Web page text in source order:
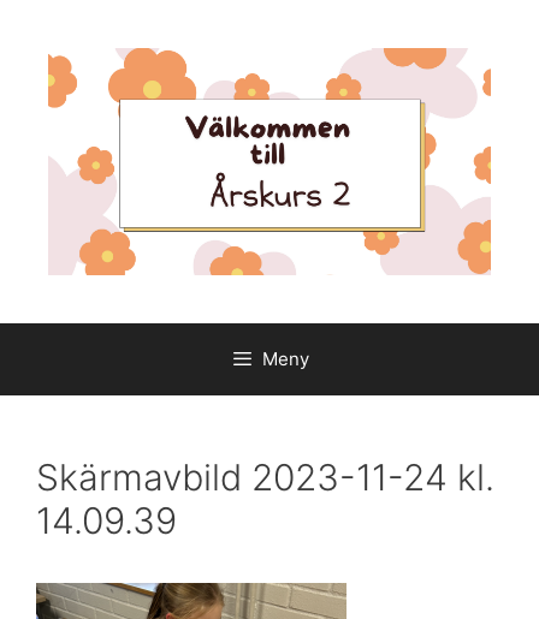
innehåll
Meny
Skärmavbild 2023-11-24 kl.
14.09.39